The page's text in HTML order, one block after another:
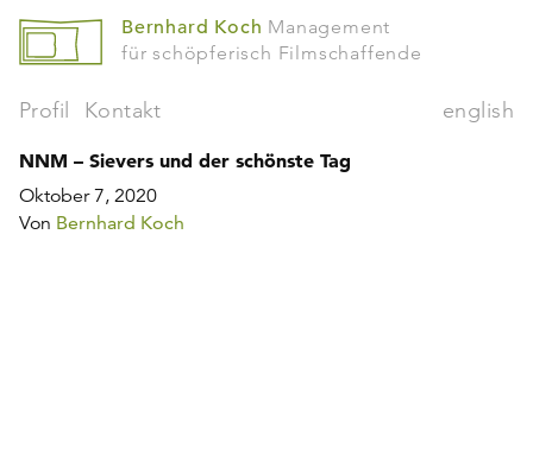
Bernhard Koch Management
für schöpferisch Filmschaffende
Profil Kontakt english
NNM – Sievers und der schönste Tag
Oktober 7, 2020
Von Bernhard Koch